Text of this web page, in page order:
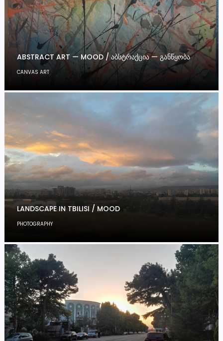
ABSTRACT ART — MOOD / ᲐᲑᲡᲢᲠᲐᲥᲪᲘᲐ — ᲒᲐᲜᲬᲧᲝᲑᲐ
CANVAS ART
LANDSCAPE IN TBILISI / MOOD
PHOTOGRAPHY